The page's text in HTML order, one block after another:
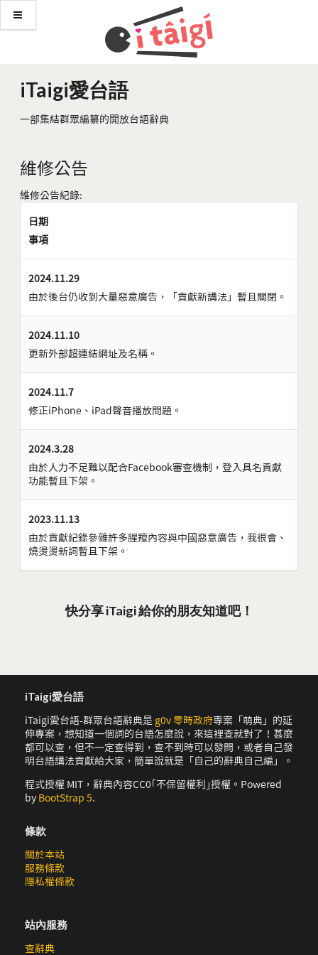
iTaigi愛台語
一部集結群眾編纂的開放台語辭典
維修公告
維修公告紀錄:
日期
事項
2024.11.29
由於後台仍收到大量惡意廣告，「貢獻新講法」暫且關閉。
2024.11.10
更新外部超連結網址及名稱。
2024.11.7
修正iPhone、iPad聲音播放問題。
2024.3.28
由於人力不足難以配合Facebook審查機制，登入具名貢獻
功能暫且下架。
2023.11.13
由於貢獻紀錄參雜許多腥羶內容與中國惡意廣告，我很會、
燒燙燙新詞暫且下架。
快分享 iTaigi 給你的朋友知道吧！
iTaigi愛台語
iTaigi愛台語-群眾台語辭典是 g0v 零時政府專案「萌典」的延
伸專案，想知道一個詞的台語怎麼說，來這裡查就對了！甚麼
都可以查，但不一定查得到，查不到時可以發問，或者自己發
明台語講法貢獻給大家，簡單說就是「自己的辭典自己編」。
程式授權 MIT，辭典內容CC0｢不保留權利｣授權。Powered
by BootStrap 5.
條款
關於本站
服務條款
隱私權條款
站內服務
查辭典